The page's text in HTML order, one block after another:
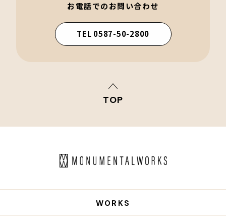
お電話でのお問い合わせ
TEL 0587-50-2800
TOP
WORKS